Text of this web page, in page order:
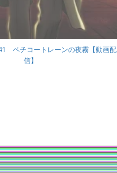
ペチコートレーンの夜霧【動画配
信】